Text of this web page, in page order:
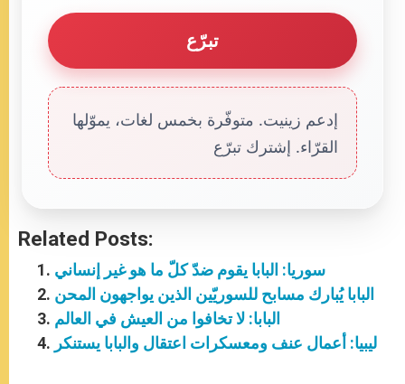
تبرّع
إدعم زينيت. متوفّرة بخمس لغات، يموّلها
القرّاء. إشترك تبرّع
Related Posts:
سوريا: البابا يقوم ضدّ كلّ ما هو غير إنساني
البابا يُبارك مسابح للسوريّين الذين يواجهون المحن
البابا: لا تخافوا من العيش في العالم
ليبيا: أعمال عنف ومعسكرات اعتقال والبابا يستنكر